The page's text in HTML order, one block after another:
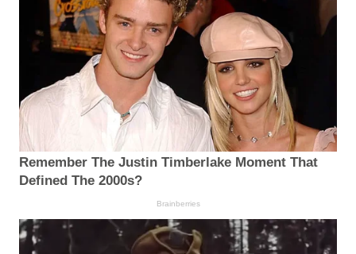
Remember The Justin Timberlake Moment That
Defined The 2000s?
Brainberries